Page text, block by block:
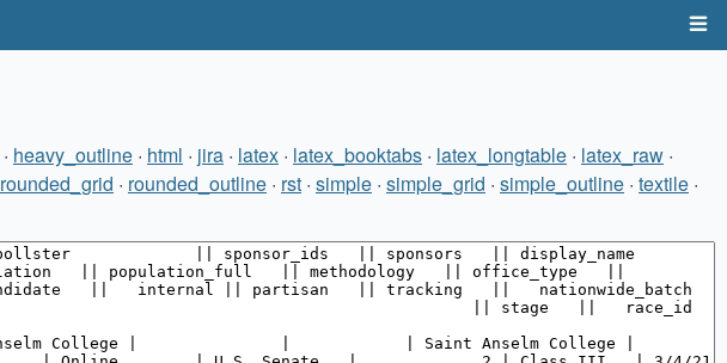
· heavy_outline · html · jira · latex · latex_booktabs · latex_longtable · latex_raw ·
rounded_grid · rounded_outline · rst · simple · simple_grid · simple_outline · textile ·